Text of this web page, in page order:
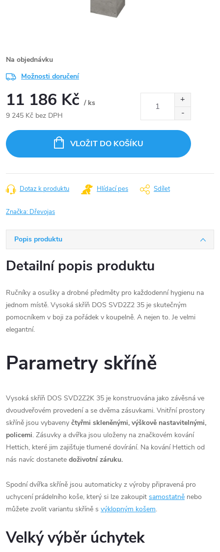
Na objednávku
Možnosti doručení
11 186 Kč / ks
9 245 Kč bez DPH
cena:
VLOŽIT DO KOŠÍKU
Dotaz k produktu Hlídací pes Sdílet
Značka: Dřevojas
Popis produktu
Detailní popis produktu
Ručníky a osušky a drobné předměty pro každodenní hygienu na
jednom místě. Vysoká skříň DOS SVD2Z2 35 je skutečným
pomocníkem v boji za pořádek v koupelně. A nejen to. Je velmi
elegantní.
Parametry skříně
Vysoká skříň DOS SVD2Z2K 35 je konstruována jako závěsná ve
dvoudveřovém provedení a se dvěma zásuvkami. Vnitřní prostory
skříně jsou vybaveny čtyřmi skleněnými, výškově nastavitelnými,
policemi. Zásuvky a dvířka jsou uloženy na značkovém kování
Hettich, které jim zajišťuje tlumené dovírání. Na kování Hettich od
nás navíc dostanete doživotní záruku.
Spodní dvířka skříně jsou automaticky z výroby připravená pro
uchycení prádelního koše, který si lze zakoupit samostatně nebo
můžete zvolit variantu skříně s výklopným košem.
Velký výběr úchytek